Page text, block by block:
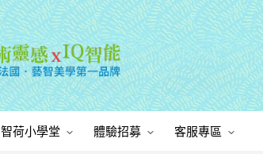
智荷小學堂 體驗招募 客服專區